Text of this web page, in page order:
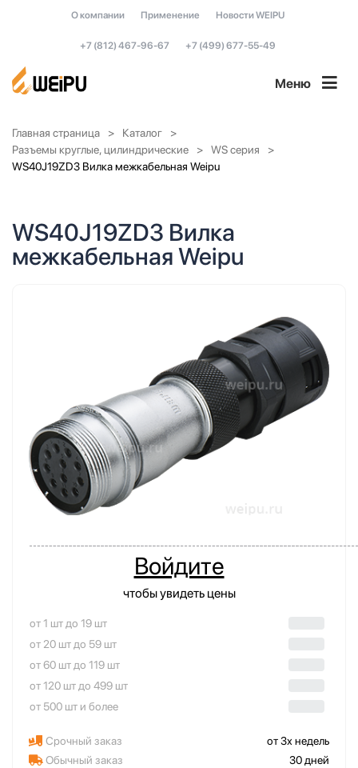
О компании Применение Новости WEIPU
+7 (812) 467-96-67 +7 (499) 677-55-49
Меню
Главная страница
Каталог
Разъемы круглые, цилиндрические
WS серия
WS40J19ZD3 Вилка межкабельная Weipu
WS40J19ZD3 Вилка
межкабельная Weipu
Войдите
чтобы увидеть цены
от 1 шт до 19 шт
от 20 шт до 59 шт
от 60 шт до 119 шт
от 120 шт до 499 шт
от 500 шт и более
Срочный заказ
от 3х недель
Обычный заказ
30 дней